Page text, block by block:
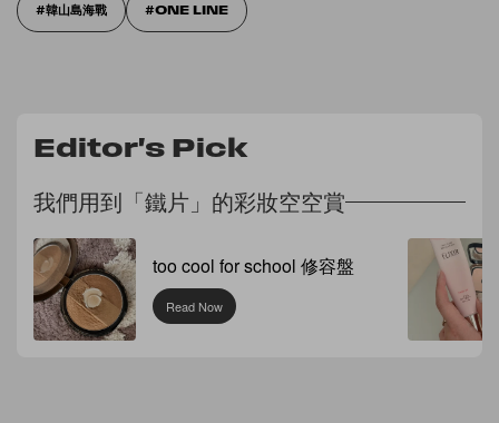
韓山島海戰 ONE LINE
Editor's Pick
我們用到「鐵片」的彩妝空空賞
too cool for school 修容盤
Read Now